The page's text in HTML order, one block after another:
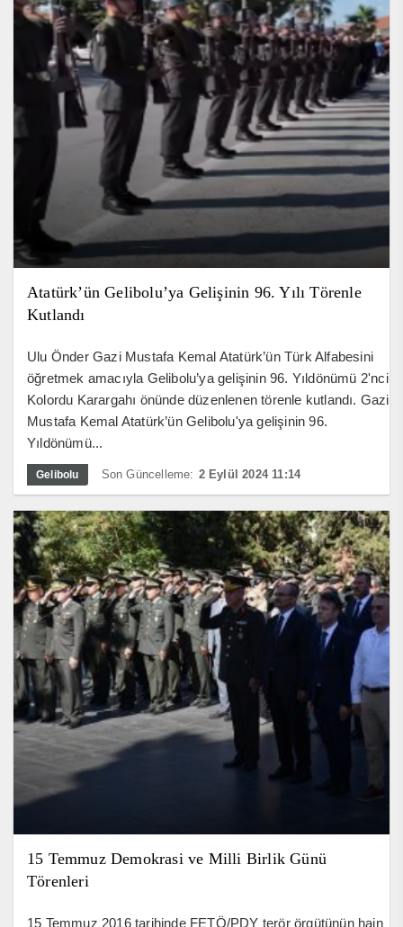
Atatürk’ün Gelibolu’ya Gelişinin 96. Yılı Törenle
Kutlandı
Ulu Önder Gazi Mustafa Kemal Atatürk’ün Türk Alfabesini
öğretmek amacıyla Gelibolu’ya gelişinin 96. Yıldönümü 2'nci
Kolordu Karargahı önünde düzenlenen törenle kutlandı. Gazi
Mustafa Kemal Atatürk’ün Gelibolu'ya gelişinin 96.
Yıldönümü...
Gelibolu Son Güncelleme: 2 Eylül 2024 11:14
15 Temmuz Demokrasi ve Milli Birlik Günü
Törenleri
15 Temmuz 2016 tarihinde FETÖ/PDY terör örgütünün hain